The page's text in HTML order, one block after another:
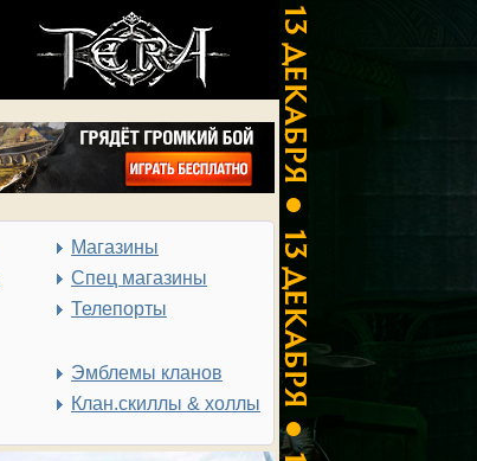
Магазины
Спец магазины
Телепорты
Эмблемы кланов
Клан.скиллы & холлы